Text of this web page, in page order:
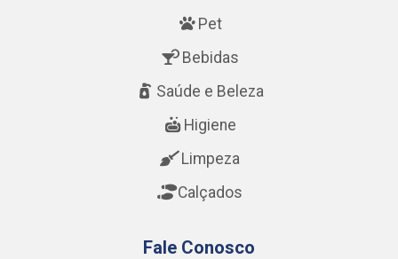
Pet
Bebidas
Saúde e Beleza
Higiene
Limpeza
Calçados
Fale Conosco